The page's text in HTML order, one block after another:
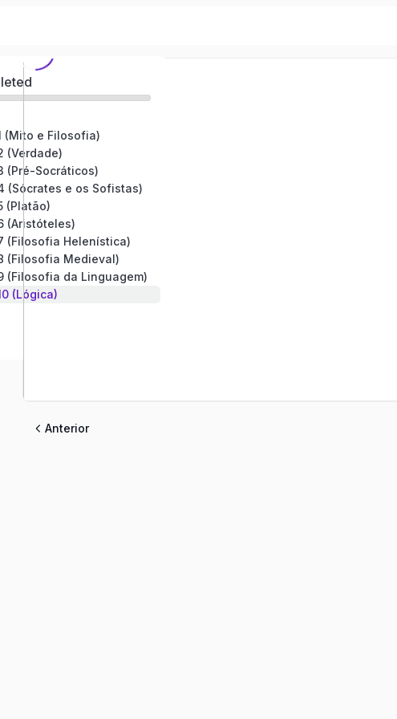
(Mito e Filosofia)
(Verdade)
(Pré-Socráticos)
(Sócrates e os Sofistas)
(Platão)
(Aristóteles)
(Filosofia Helenística)
(Filosofia Medieval)
(Filosofia da Linguagem)
(Lógica)
Anterior